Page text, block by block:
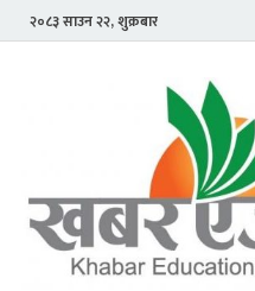
२०८३ साउन २२, शुक्रबार